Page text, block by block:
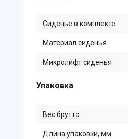
Сиденье в комплекте
Материал сиденья
Микролифт сиденья
Упаковка
Вес брутто
Длина упаковки, мм